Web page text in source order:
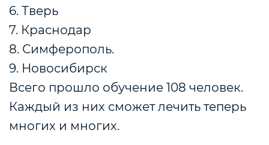
6. Тверь
7. Краснодар
8. Симферополь.
9. Новосибирск
Всего прошло обучение 108 человек.
Каждый из них сможет лечить теперь
многих и многих.